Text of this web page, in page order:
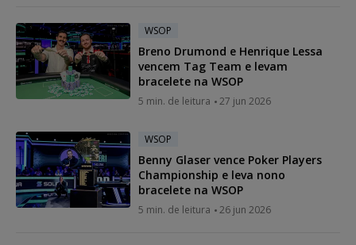
WSOP
Breno Drumond e Henrique Lessa
vencem Tag Team e levam
bracelete na WSOP
5 min. de leitura 27 jun 2026
WSOP
Benny Glaser vence Poker Players
Championship e leva nono
bracelete na WSOP
5 min. de leitura 26 jun 2026